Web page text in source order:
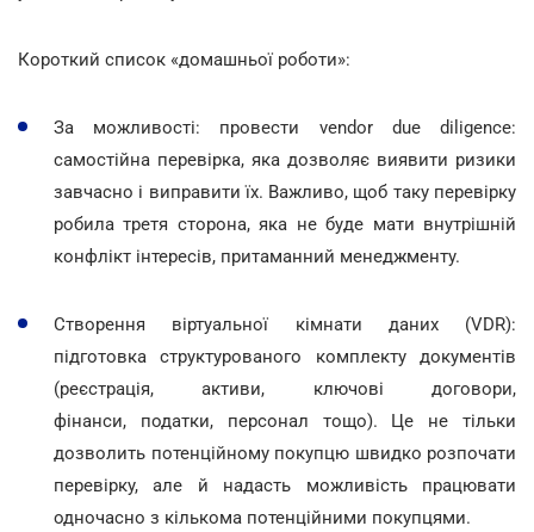
Короткий список «домашньої роботи»:
За можливості: провести vendor due diligence:
самостійна перевірка, яка дозволяє виявити ризики
завчасно і виправити їх. Важливо, щоб таку перевірку
робила третя сторона, яка не буде мати внутрішній
конфлікт інтересів, притаманний менеджменту.
Створення віртуальної кімнати даних (VDR):
підготовка структурованого комплекту документів
(реєстрація, активи, ключові договори,
фінанси, податки, персонал тощо). Це не тільки
дозволить потенційному покупцю швидко розпочати
перевірку, але й надасть можливість працювати
одночасно з кількома потенційними покупцями.